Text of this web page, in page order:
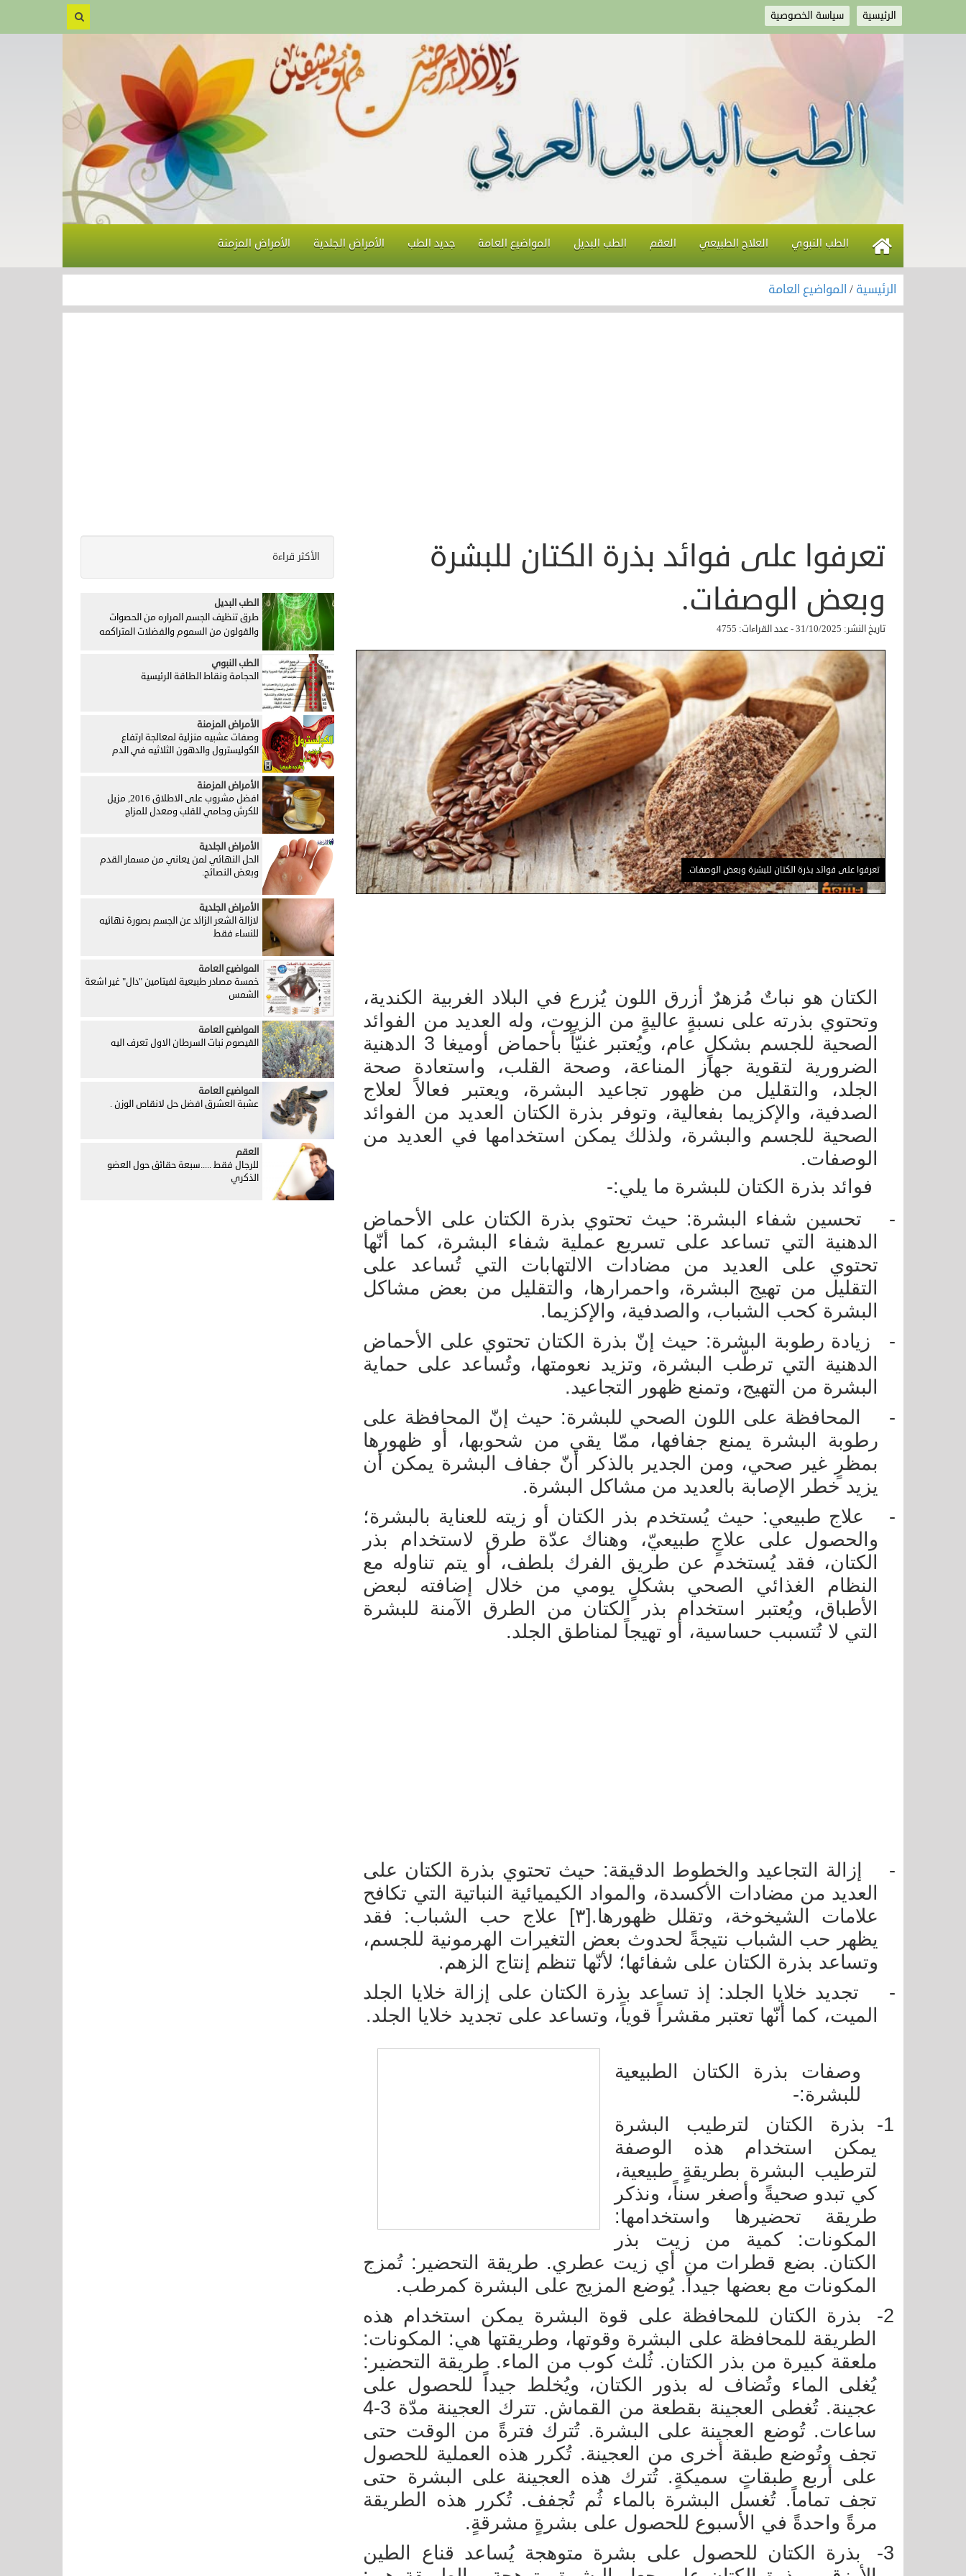
الرئيسية سياسة الخصوصية
الطب النبوي العلاج الطبيعي العقم الطب البديل المواضيع العامة جديد الطب الأمراض الجلدية الأمراض المزمنة
الرئيسية / المواضيع العامة
تعرفوا على فوائد بذرة الكتان للبشرة
وبعض الوصفات.
تاريخ النشر: 31/10/2025 - عدد القراءات: 4755
تعرفوا على فوائد بذرة الكتان للبشرة وبعض الوصفات.
الكتان هو نباتٌ مُزهرٌ أزرق اللون يُزرع في البلاد الغربية الكندية،
وتحتوي بذرته على نسبةٍ عاليةٍ من الزيوت، وله العديد من الفوائد
الصحية للجسم بشكلٍ عام، ويُعتبر غنيّاً بأحماض أوميغا 3 الدهنية
الضرورية لتقوية جهاز المناعة، وصحة القلب، واستعادة صحة
الجلد، والتقليل من ظهور تجاعيد البشرة، ويعتبر فعالاً لعلاج
الصدفية، والإكزيما بفعالية، وتوفر بذرة الكتان العديد من الفوائد
الصحية للجسم والبشرة، ولذلك يمكن استخدامها في العديد من
الوصفات.
فوائد بذرة الكتان للبشرة ما يلي:-
-
تحسين شفاء البشرة: حيث تحتوي بذرة الكتان على الأحماض
الدهنية التي تساعد على تسريع عملية شفاء البشرة، كما أنّها
تحتوي على العديد من مضادات الالتهابات التي تُساعد على
التقليل من تهيج البشرة، واحمرارها، والتقليل من بعض مشاكل
البشرة كحب الشباب، والصدفية، والإكزيما.
-
زيادة رطوبة البشرة: حيث إنّ بذرة الكتان تحتوي على الأحماض
الدهنية التي ترطّب البشرة، وتزيد نعومتها، وتُساعد على حماية
البشرة من التهيج، وتمنع ظهور التجاعيد.
-
المحافظة على اللون الصحي للبشرة: حيث إنّ المحافظة على
رطوبة البشرة يمنع جفافها، ممّا يقي من شحوبها، أو ظهورها
بمظرٍ غير صحي، ومن الجدير بالذكر أنّ جفاف البشرة يمكن أن
يزيد خطر الإصابة بالعديد من مشاكل البشرة.
-
علاج طبيعي: حيث يُستخدم بذر الكتان أو زيته للعناية بالبشرة؛
والحصول على علاجٍ طبيعيّ، وهناك عدّة طرق لاستخدام بذر
الكتان، فقد يُستخدم عن طريق الفرك بلطف، أو يتم تناوله مع
النظام الغذائي الصحي بشكلٍ يومي من خلال إضافته لبعض
الأطباق، ويُعتبر استخدام بذر الكتان من الطرق الآمنة للبشرة
التي لا تُتسبب حساسية، أو تهيجاً لمناطق الجلد.
-
إزالة التجاعيد والخطوط الدقيقة: حيث تحتوي بذرة الكتان على
العديد من مضادات الأكسدة، والمواد الكيميائية النباتية التي تكافح
علامات الشيخوخة، وتقلل ظهورها.[٣] علاج حب الشباب: فقد
يظهر حب الشباب نتيجةً لحدوث بعض التغيرات الهرمونية للجسم،
وتساعد بذرة الكتان على شفائها؛ لأنّها تنظم إنتاج الزهم.
-
تجديد خلايا الجلد: إذ تساعد بذرة الكتان على إزالة خلايا الجلد
الميت، كما أنّها تعتبر مقشراً قوياً، وتساعد على تجديد خلايا الجلد.
وصفات بذرة الكتان الطبيعية
للبشرة:-
1-
بذرة الكتان لترطيب البشرة
يمكن استخدام هذه الوصفة
لترطيب البشرة بطريقةٍ طبيعية،
كي تبدو صحيةً وأصغر سناً، ونذكر
طريقة تحضيرها واستخدامها:
المكونات: كمية من زيت بذر
الكتان. بضع قطرات من أي زيت عطري. طريقة التحضير: تُمزج
المكونات مع بعضها جيداً. يُوضع المزيج على البشرة كمرطب.
2-
بذرة الكتان للمحافظة على قوة البشرة يمكن استخدام هذه
الطريقة للمحافظة على البشرة وقوتها، وطريقتها هي: المكونات:
ملعقة كبيرة من بذر الكتان. ثُلث كوب من الماء. طريقة التحضير:
يُغلى الماء وتُضاف له بذور الكتان، ويُخلط جيداً للحصول على
عجينة. تُغطى العجينة بقطعة من القماش. تترك العجينة مدّة 3-4
ساعات. تُوضع العجينة على البشرة. تُترك فترةً من الوقت حتى
تجف وتُوضع طبقة أخرى من العجينة. تُكرر هذه العملية للحصول
على أربع طبقاتٍ سميكةٍ. تُترك هذه العجينة على البشرة حتى
تجف تماماً. تُغسل البشرة بالماء ثُم تُجفف. تُكرر هذه الطريقة
مرةً واحدةً في الأسبوع للحصول على بشرةٍ مشرقةٍ.
3-
بذرة الكتان للحصول على بشرة متوهجة يُساعد قناع الطين
الأكثر قراءة
الطب البديل
طرق تنظيف الجسم المراره من الحصوات
والقولون من السموم والفضلات المتراكمه
الطب النبوي
الحجامة ونقاط الطاقة الرئيسية
الأمراض المزمنة
وصفات عشبيه منزلية لمعالجة ارتفاع
الكوليسترول والدهون الثلاثيه في الدم
الأمراض المزمنة
افضل مشروب على الاطلاق 2016, مزيل
للكرش وحامي للقلب ومعدل للمزاج
الأمراض الجلدية
الحل النهائي لمن يعاني من مسمار القدم
وبعض النصائح.
الأمراض الجلدية
لازالة الشعر الزائد عن الجسم بصورة نهائيه
للنساء فقط
المواضيع العامة
خمسة مصادر طبيعية لفيتامين "دال" غير اشعة
الشمس
المواضيع العامة
القيصوم نبات السرطان الاول تعرف اليه
المواضيع العامة
عشبة العشرق افضل حل لانقاص الوزن .
العقم
للرجال فقط .....سبعة حقائق حول العضو
الذكري